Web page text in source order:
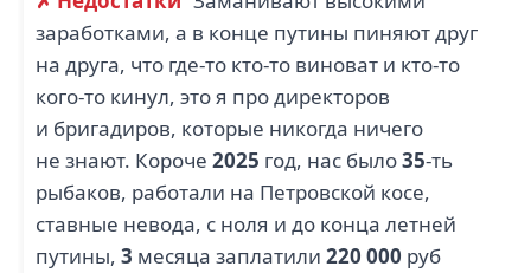
заработками, а в конце путины пиняют друг
на друга, что где-то кто-то виноват и кто-то
кого-то кинул, это я про директоров
и бригадиров, которые никогда ничего
не знают. Короче 2025 год, нас было35-ть
рыбаков, работали на Петровской косе,
ставные невода, с ноля и до конца летней
путины, 3 месяца заплатили 220 000 руб